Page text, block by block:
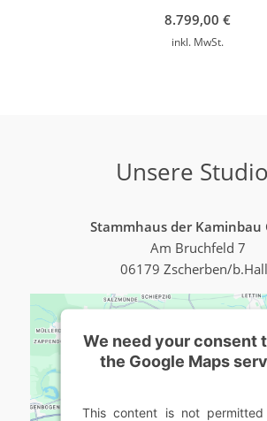
8.799,00€
inkl. MwSt.
Unsere
Stammhaus der Kaminbau
Am Bruchfeld 7
06179 Zscherben/
We need your consent
the Google Maps
This content is not